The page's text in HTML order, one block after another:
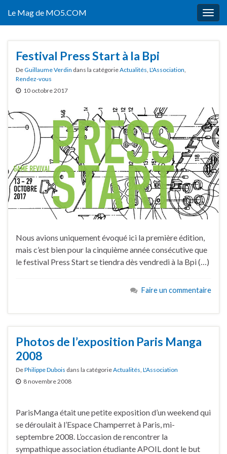
Le Mag de MO5.COM
Festival Press Start à la Bpi
DeGuillaume Verdin dans la catégorieActualités, L'Association,
Rendez-vous
10 octobre 2017
Nous avions uniquement évoqué ici la première édition,
mais c’est bien pour la cinquième année consécutive que
le festival Press Start se tiendra dès vendredi à la Bpi (…)
Faire un commentaire
Photos de l’exposition Paris Manga
2008
DePhilippe Dubois dans la catégorieActualités L'Association
8 novembre 2008
ParisManga était une petite exposition d’un weekend qui
se déroulait à l’Espace Champerret à Paris, mi-
septembre 2008. L’occasion de rencontrer la
sympathique association étudiante APOIL dont le but